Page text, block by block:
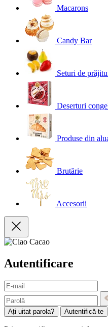
Macarons
Candy Bar
Seturi de
Deserturi
Produse din
Brutărie
Accesorii
Autentificare
Ați uitat parola? Autentifică-te